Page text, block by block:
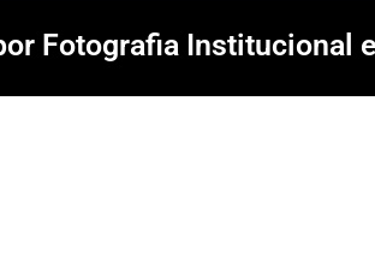
Fotografia Institucional